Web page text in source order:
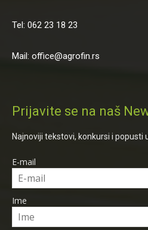
Tel: 062 23 18 23
Mail: office@agrofin.rs
Prijavite se na naš
Najnoviji tekstovi, konkursi i popusti
E-mail
Ime